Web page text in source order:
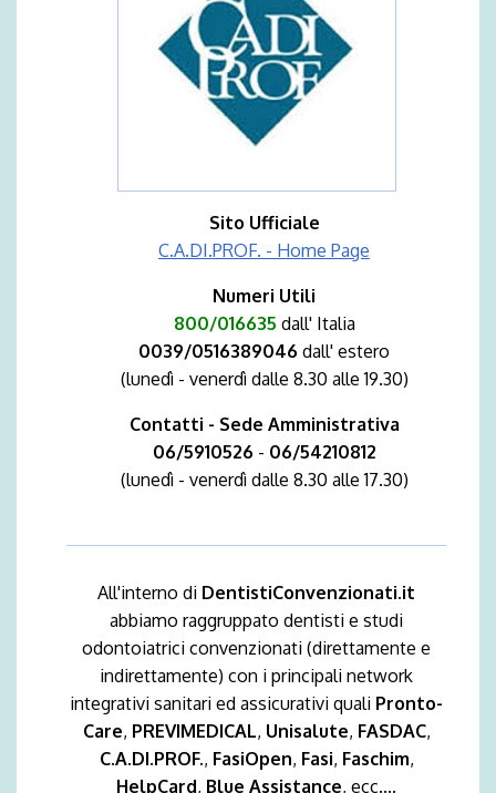
Sito Ufficiale
C.A.DI.PROF. - Home Page
Numeri Utili
800/016635 dall' Italia
0039/0516389046 dall' estero
(lunedì - venerdì dalle 8.30 alle 19.30)
Contatti - Sede Amministrativa
06/5910526 - 06/54210812
(lunedì - venerdì dalle 8.30 alle 17.30)
All'interno di DentistiConvenzionati.it
abbiamo raggruppato dentisti e studi
odontoiatrici convenzionati (direttamente e
indirettamente) con i principali network
integrativi sanitari ed assicurativi quali Pronto-
Care, PREVIMEDICAL, Unisalute, FASDAC,
C.A.DI.PROF., FasiOpen, Fasi, Faschim,
HelpCard, Blue Assistance, ecc....